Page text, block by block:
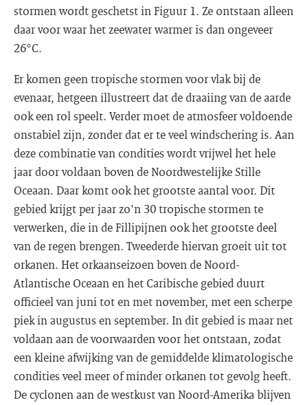
stormen wordt geschetst in Figuur 1. Ze ontstaan alleen
daar voor waar het zeewater warmer is dan ongeveer
26°C.
Er komen geen tropische stormen voor vlak bij de
evenaar, hetgeen illustreert dat de draaiing van de aarde
ook een rol speelt. Verder moet de atmosfeer voldoende
onstabiel zijn, zonder dat er te veel windschering is. Aan
deze combinatie van condities wordt vrijwel het hele
jaar door voldaan boven de Noordwestelijke Stille
Oceaan. Daar komt ook het grootste aantal voor. Dit
gebied krijgt per jaar zo'n 30 tropische stormen te
verwerken, die in de Fillipijnen ook het grootste deel
van de regen brengen. Tweederde hiervan groeit uit tot
orkanen. Het orkaanseizoen boven de Noord-
Atlantische Oceaan en het Caribische gebied duurt
officieel van juni tot en met november, met een scherpe
piek in augustus en september. In dit gebied is maar net
voldaan aan de voorwaarden voor het ontstaan, zodat
een kleine afwijking van de gemiddelde klimatologische
condities veel meer of minder orkanen tot gevolg heeft.
De cyclonen aan de westkust van Noord-Amerika blijven